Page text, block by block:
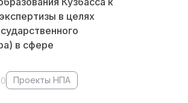
в целях
в сфере
Проекты НПА